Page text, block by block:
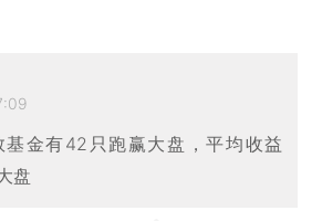
金有42只跑赢大盘，平均收益
盘